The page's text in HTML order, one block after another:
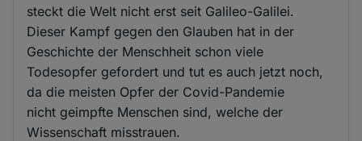
steckt die Welt nicht erst seit Galileo-Galilei.
Dieser Kampf gegen den Glauben hat in der
Geschichte der Menschheit schon viele
Todesopfer gefordert und tut es auch jetzt noch,
da die meisten Opfer der Covid-Pandemie
nicht geimpfte Menschen sind, welche der
Wissenschaft misstrauen.